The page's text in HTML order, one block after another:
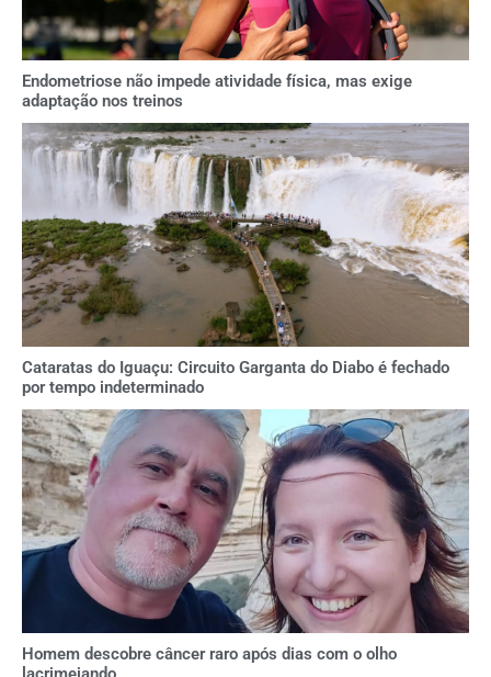
Endometriose não impede atividade física, mas exige
adaptação nos treinos
Cataratas do Iguaçu: Circuito Garganta do Diabo é fechado
por tempo indeterminado
Homem descobre câncer raro após dias com o olho